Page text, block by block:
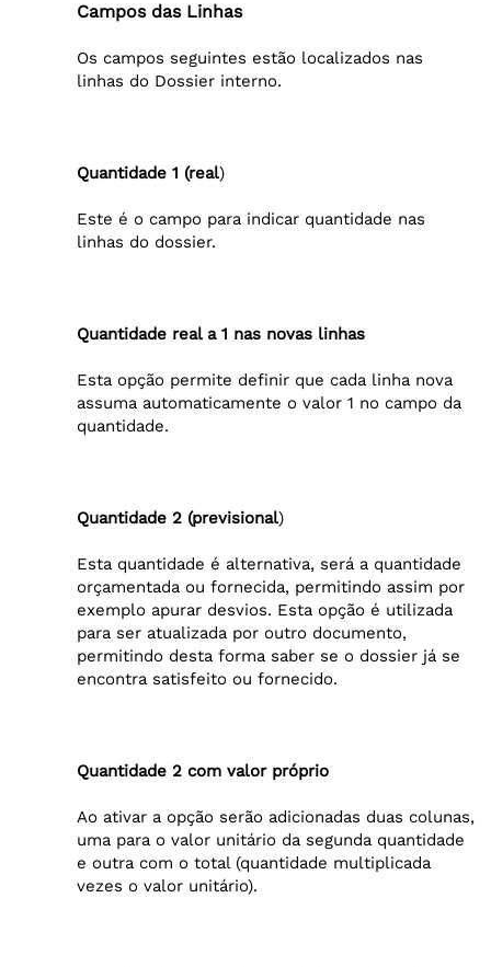
Campos das Linhas
Os campos seguintes estão localizados nas
linhas do Dossier interno.
Quantidade 1 (real)
Este é o campo para indicar quantidade nas
linhas do dossier.
Quantidade real a 1 nas novas linhas
Esta opção permite definir que cada linha nova
assuma automaticamente o valor 1 no campo da
quantidade.
Quantidade 2 (previsional)
Esta quantidade é alternativa, será a quantidade
orçamentada ou fornecida, permitindo assim por
exemplo apurar desvios. Esta opção é utilizada
para ser atualizada por outro documento,
permitindo desta forma saber se o dossier já se
encontra satisfeito ou fornecido.
Quantidade 2 com valor próprio
Ao ativar a opção serão adicionadas duas colunas,
uma para o valor unitário da segunda quantidade
e outra com o total (quantidade multiplicada
vezes o valor unitário).